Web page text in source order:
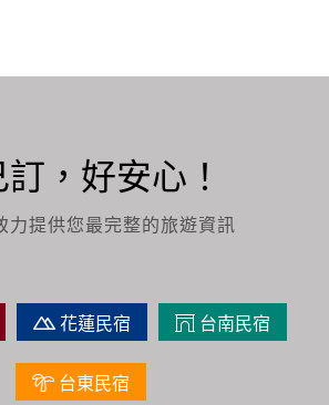
訂，好安心！
力提供您最完整的旅遊資訊
花蓮民宿 台南民宿
台東民宿